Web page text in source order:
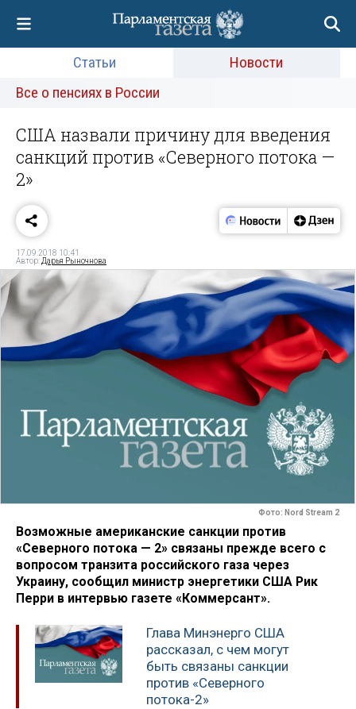
Статьи
Новости
Все о пенсиях в России
США назвали причину для введения
санкций против «Северного потока —
2»‍
17.09.2018 10:41
Автор: Дарья Рыночнова
Фото: Nord Stream 2
Возможные американские санкции против
«Северного потока — 2» связаны прежде всего с
вопросом транзита российского газа через
Украину, сообщил министр энергетики США Рик
Перри в интервью газете «Коммерсант».
Глава Минэнерго США
рассказал, с чем могут
быть связаны санкции
против «Северного
потока-2»